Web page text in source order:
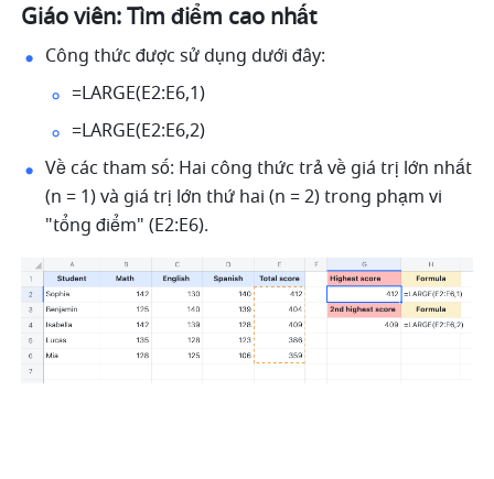
Giáo viên: Tìm điểm cao nhất
Công thức được sử dụng dưới đây:
=LARGE(E2:E6,1)
=LARGE(E2:E6,2)
Về các tham số: Hai công thức trả về giá trị lớn nhất
(n = 1) và giá trị lớn thứ hai (n = 2) trong phạm vi
"tổng điểm" (E2:E6).